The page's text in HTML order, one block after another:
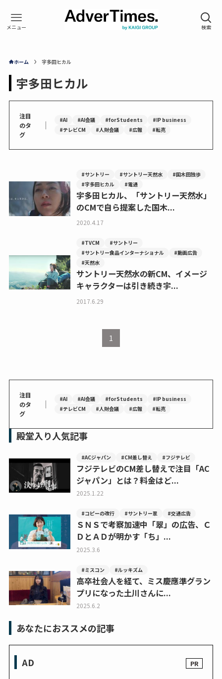
ホーム 宇多田ヒカル
宇多田ヒカル
注目
のタ
グ
｜ #AI #AI会議 #forStudents
#IP business
#テレビCM
#人財会議 #広報 #転売
#サントリー #サントリー天然水
#国木田独歩
#宇多田ヒカル
#電通
宇多田ヒカル、「サントリー天然水」
のCMで自ら提案した国木...
2020.4.17
#TVCM
#サントリー
#サントリー食品インターナショナル
#動画広告
#天然水
サントリー天然水の新CM、イメージ
キャラクターは引き続き宇...
2017.6.29
1
注目
のタ
グ
｜ #AI #AI会議 #forStudents
#IP business
#テレビCM
#人財会議 #広報 #転売
殿堂入り人気記事
#ACジャパン #CM差し替え #フジテレビ
フジテレビのCM差し替えで注目「AC
ジャパン」とは？料金はど...
2025.1.22
#コピーの改行 #サントリー翠 #交通広告
ＳＮＳで考察加速中「翠」の広告、Ｃ
ＤとＡＤが明かす「ち」...
2025.3.6
#ミスコン #ルッキズム
高卒社会人を経て、ミス慶應準グラン
プリになった土川さんに...
2025.6.2
あなたにおススメの記事
AD